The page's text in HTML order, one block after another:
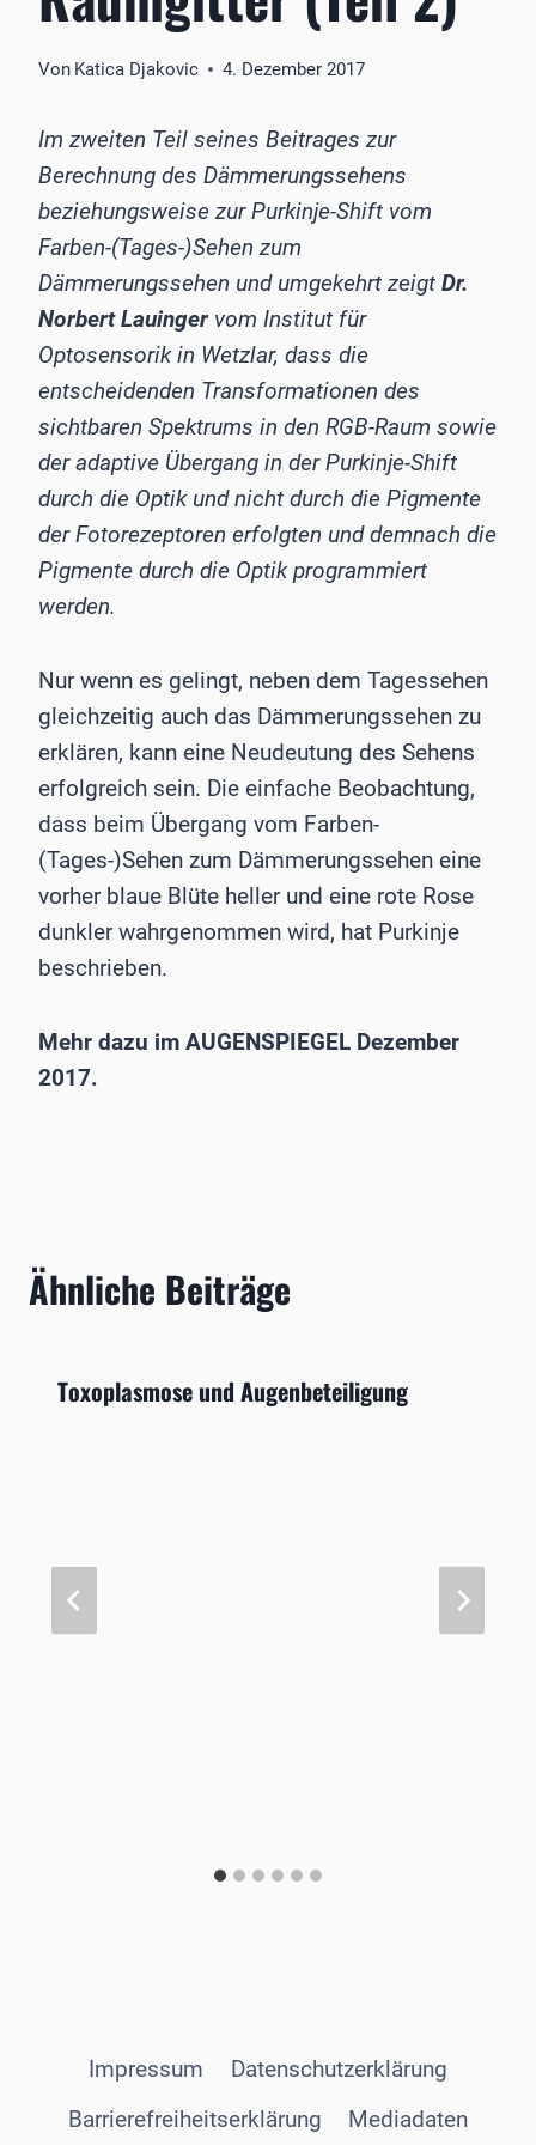
Von Katica Djakovic 4. Dezember 2017
Im zweiten Teil seines Beitrages zur
Berechnung des Dämmerungssehens
beziehungsweise zur Purkinje-Shift vom
Farben-(Tages-)Sehen zum
Dämmerungssehen und umgekehrt zeigt Dr.
Norbert Lauingervom Institut für
Optosensorik in Wetzlar, dass die
entscheidenden Transformationen des
sichtbaren Spektrums in den RGB-Raum sowie
der adaptive Übergang in der Purkinje-Shift
durch die Optik und nicht durch die Pigmente
der Fotorezeptoren erfolgten und demnach die
Pigmente durch die Optik programmiert
werden.
Nur wenn es gelingt, neben dem Tagessehen
gleichzeitig auch das Dämmerungssehen zu
erklären, kann eine Neudeutung des Sehens
erfolgreich sein. Die einfache Beobachtung,
dass beim Übergang vom Farben-
(Tages-)Sehen zum Dämmerungssehen eine
vorher blaue Blüte heller und eine rote Rose
dunkler wahrgenommen wird, hat Purkinje
beschrieben.
Mehr dazu im AUGENSPIEGEL Dezember
2017.
Ähnliche Beiträge
Toxoplasmose und Augenbeteiligung
Impressum
Datenschutzerklärung
Barrierefreiheitserklärung
Mediadaten